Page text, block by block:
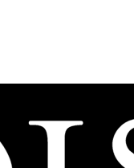
Подписаться